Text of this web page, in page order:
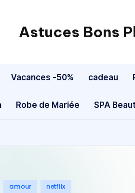
Astuces Bons
Vacances -50% cadeau
Robe de Mariée SPA
Posted
amour netflix